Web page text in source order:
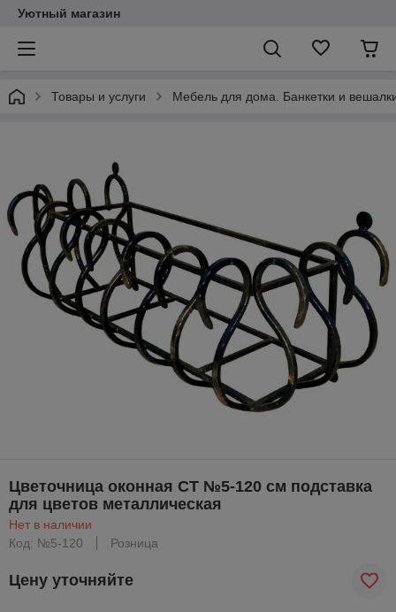
Уютный магазин
Товары и услуги Мебель для дома. Банкетки и
Цветочница оконная СТ №5-120 см подставка
для цветов металлическая
Нет в наличии
Код: №5-120
Розница
Цену уточняйте